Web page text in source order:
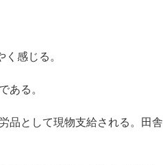
感じる。
ある。
品として現物支給される。田舎